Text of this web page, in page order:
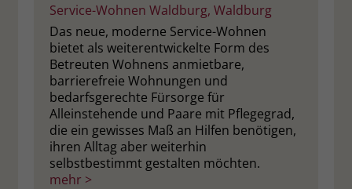
Service-Wohnen Waldburg, Waldburg
Das neue, moderne Service-Wohnen
bietet als weiterentwickelte Form des
Betreuten Wohnens anmietbare,
barrierefreie Wohnungen und
bedarfsgerechte Fürsorge für
Alleinstehende und Paare mit Pflegegrad,
die ein gewisses Maß an Hilfen benötigen,
ihren Alltag aber weiterhin
selbstbestimmt gestalten möchten.
mehr >